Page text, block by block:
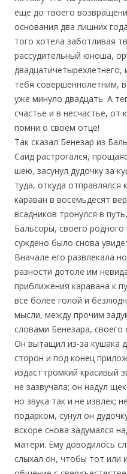
еще до твоего
основания два лишних
того хотела заботливая
рассудительный юноша,
двадцатичетырехлетнего,
тебя совершеннолетним,
уже минуло двадцать. А
счастье и в несчастье, от
помни о своем отце!
Так сказал Бенезар из
Саид растрогался,
шею, засунул дудочку за
туда, откуда отправлялся
караван в восемьдесят
всадников тронулся в
Бальсоры, своего
суждено было снова
Вначале его развлекала
разности дотоле им
приближения каравана к
все более голой и
мысли, между прочим
словами Бенезара, своего
Он вытащил из-за кушака
сторон и под конец
издаст громкий красивый
не зазвучала; он надул
но звука так и не извлек;
подарком, сунул он
вскоре снова задумался
матери. Ему доводилось
слыхал он, чтобы тот или